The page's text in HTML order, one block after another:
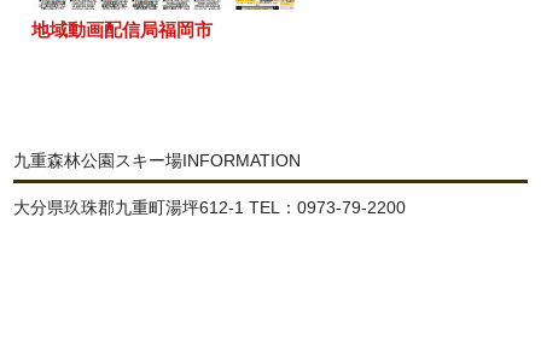
地域動画配信局福岡市
九重森林公園スキー場INFORMATION
大分県玖珠郡九重町湯坪612-1 TEL：0973-79-2200